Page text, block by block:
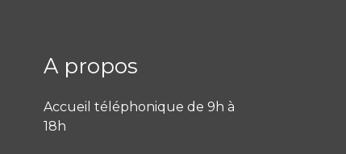
A propos
Accueil téléphonique de 9h à
18h